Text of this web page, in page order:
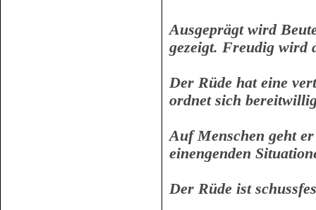
Ausgeprägt wird
gezeigt. Freudig wird
Der Rüde hat eine
ordnet sich
Auf Menschen geht
einengenden
Der Rüde ist